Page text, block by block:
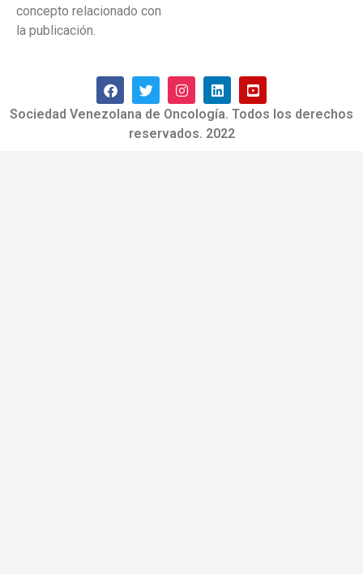
concepto relacionado con
la publicación.
Sociedad Venezolana de Oncología. Todos los derechos
reservados. 2022